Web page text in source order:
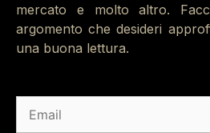
mercato e molto altro.
argomento che desideri
una buona lettura.